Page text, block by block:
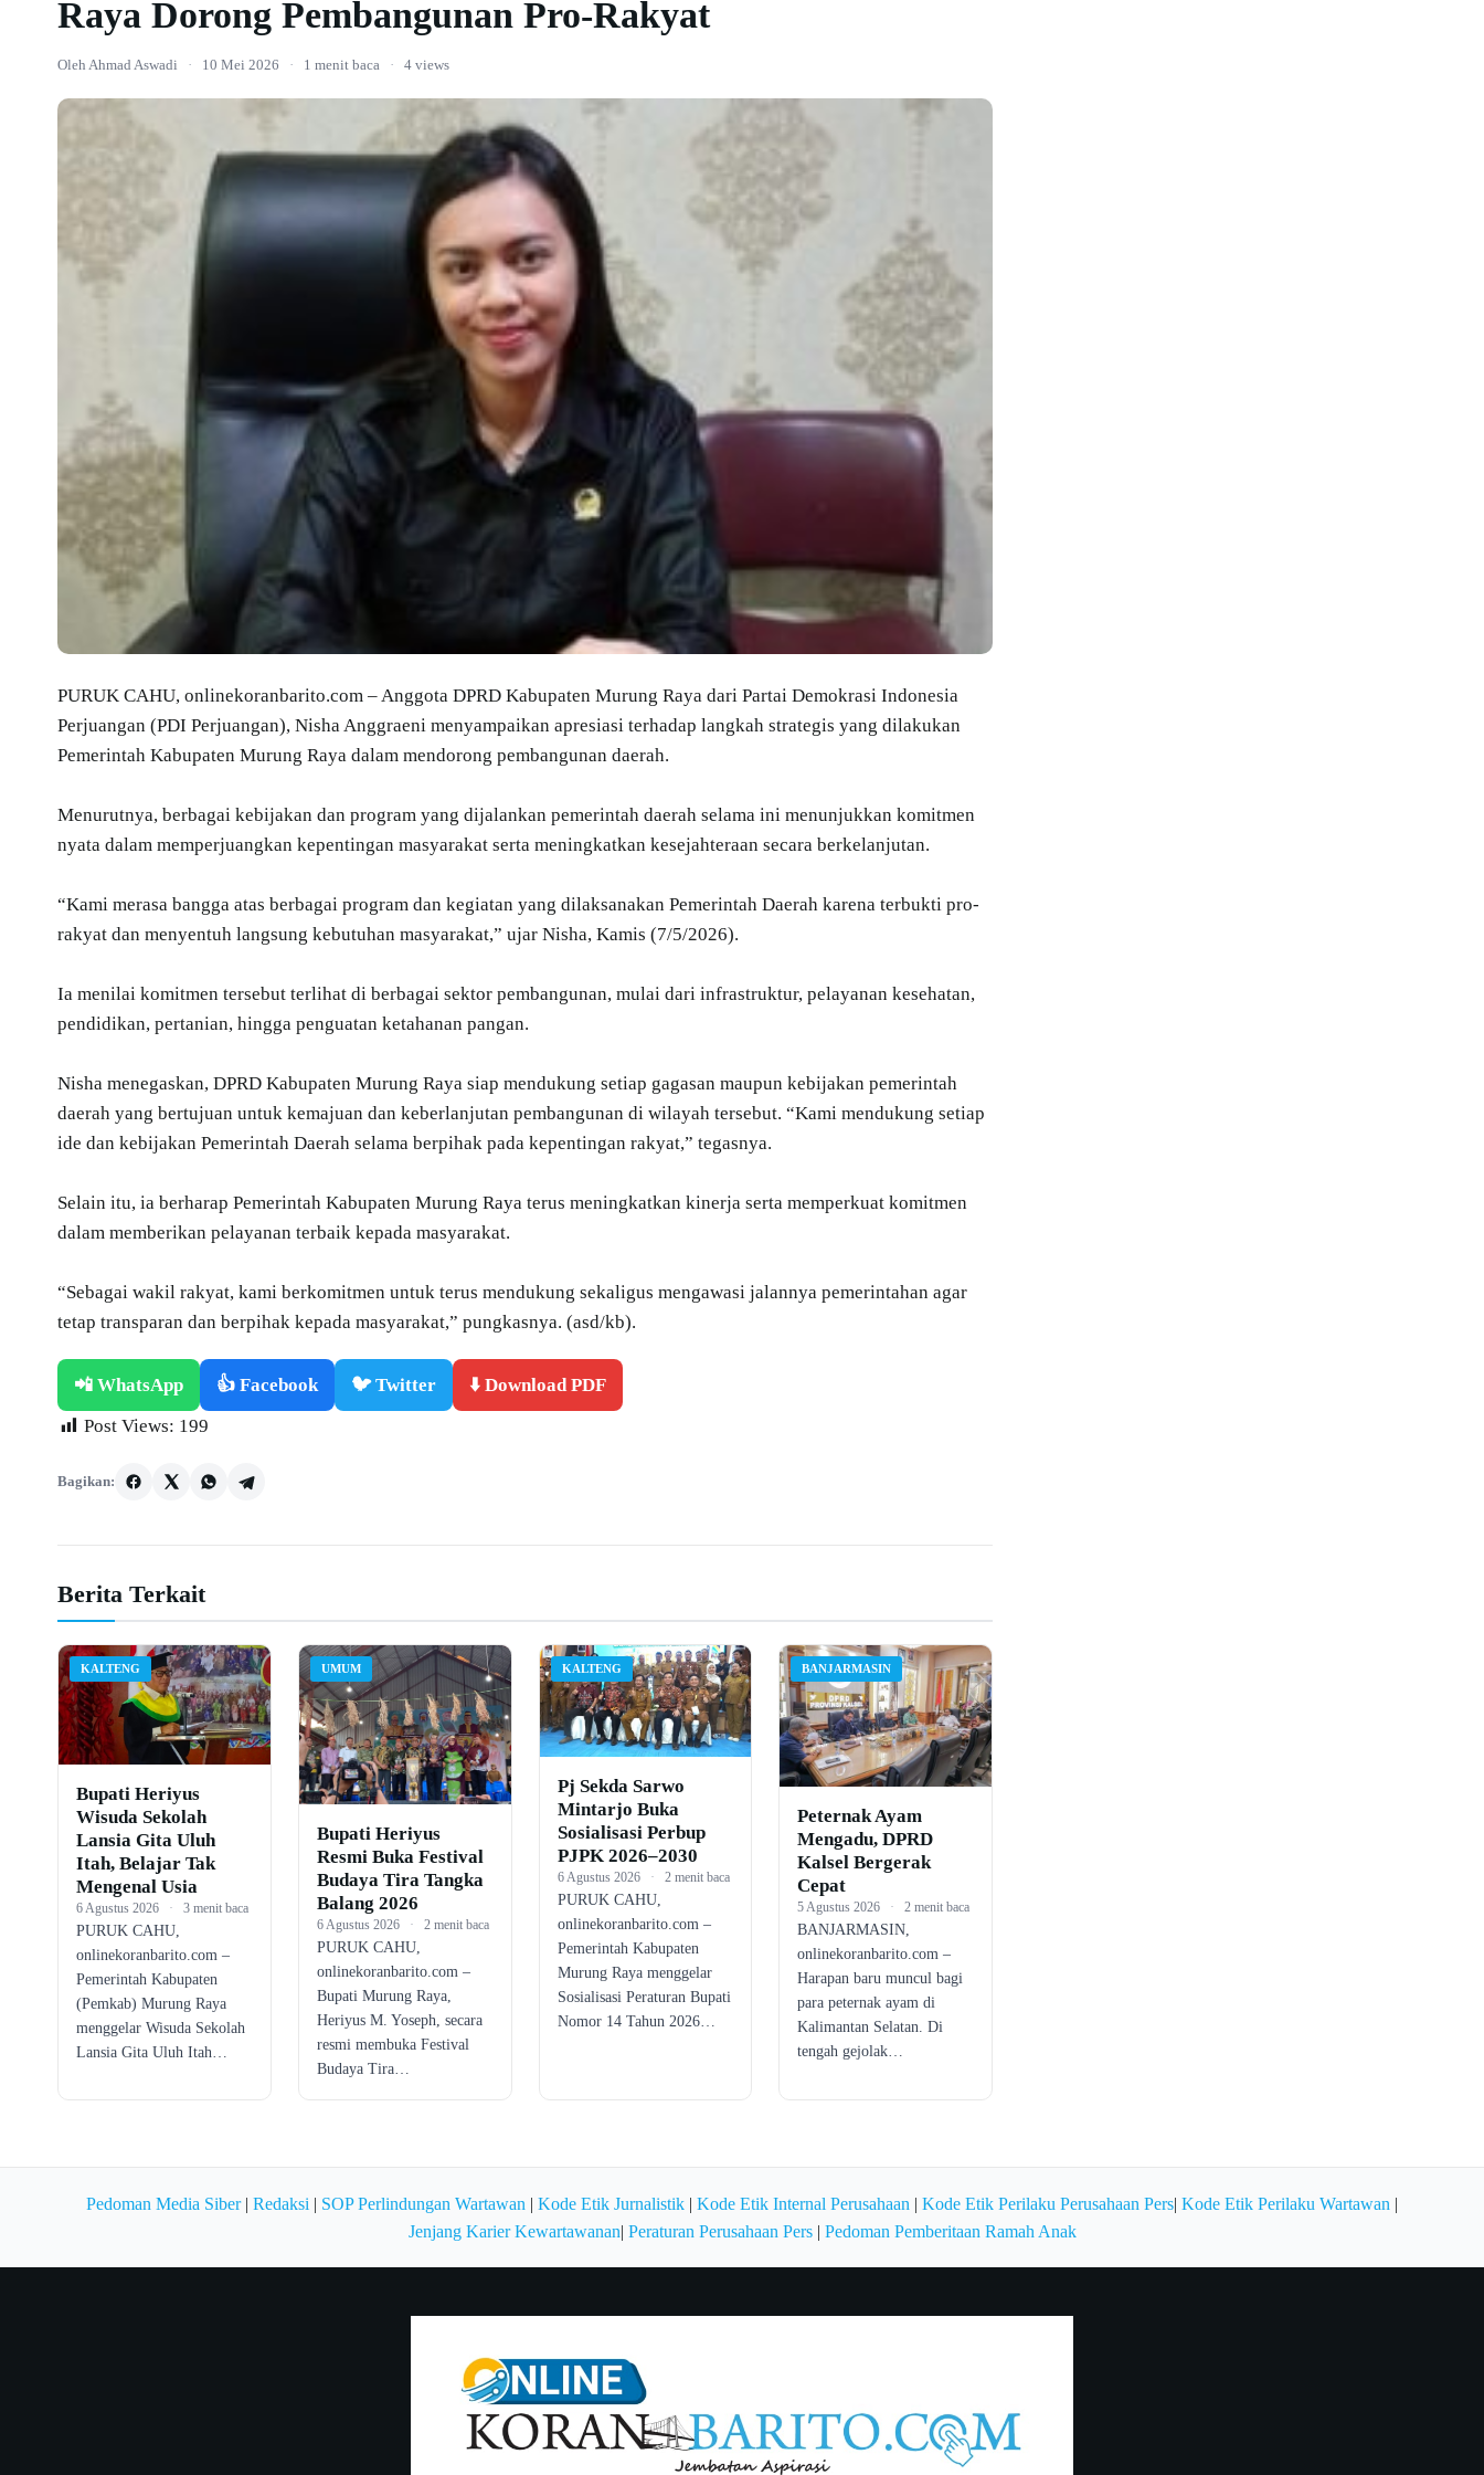
Raya Dorong Pembangunan Pro-Rakyat
Oleh Ahmad Aswadi · 10 Mei 2026 · 1 menit baca · 4 views
PURUK CAHU, onlinekoranbarito.com – Anggota DPRD Kabupaten Murung Raya dari Partai Demokrasi Indonesia
Perjuangan (PDI Perjuangan), Nisha Anggraeni menyampaikan apresiasi terhadap langkah strategis yang dilakukan
Pemerintah Kabupaten Murung Raya dalam mendorong pembangunan daerah.
Menurutnya, berbagai kebijakan dan program yang dijalankan pemerintah daerah selama ini menunjukkan komitmen
nyata dalam memperjuangkan kepentingan masyarakat serta meningkatkan kesejahteraan secara berkelanjutan.
“Kami merasa bangga atas berbagai program dan kegiatan yang dilaksanakan Pemerintah Daerah karena terbukti pro-
rakyat dan menyentuh langsung kebutuhan masyarakat,” ujar Nisha, Kamis (7/5/2026).
Ia menilai komitmen tersebut terlihat di berbagai sektor pembangunan, mulai dari infrastruktur, pelayanan kesehatan,
pendidikan, pertanian, hingga penguatan ketahanan pangan.
Nisha menegaskan, DPRD Kabupaten Murung Raya siap mendukung setiap gagasan maupun kebijakan pemerintah
daerah yang bertujuan untuk kemajuan dan keberlanjutan pembangunan di wilayah tersebut. “Kami mendukung setiap
ide dan kebijakan Pemerintah Daerah selama berpihak pada kepentingan rakyat,” tegasnya.
Selain itu, ia berharap Pemerintah Kabupaten Murung Raya terus meningkatkan kinerja serta memperkuat komitmen
dalam memberikan pelayanan terbaik kepada masyarakat.
“Sebagai wakil rakyat, kami berkomitmen untuk terus mendukung sekaligus mengawasi jalannya pemerintahan agar
tetap transparan dan berpihak kepada masyarakat,” pungkasnya. (asd/kb).
📲 WhatsApp 👍 Facebook 🐦 Twitter
⬇️ Download PDF
Post Views: 199
Bagikan:
Berita Terkait
KALTENG
Bupati Heriyus
Wisuda Sekolah
Lansia Gita Uluh
Itah, Belajar Tak
Mengenal Usia
6 Agustus 2026 · 3 menit baca
PURUK CAHU,
onlinekoranbarito.com –
Pemerintah Kabupaten
(Pemkab) Murung Raya
menggelar Wisuda Sekolah
Lansia Gita Uluh Itah…
UMUM
Bupati Heriyus
Resmi Buka Festival
Budaya Tira Tangka
Balang 2026
6 Agustus 2026 · 2 menit baca
PURUK CAHU,
onlinekoranbarito.com –
Bupati Murung Raya,
Heriyus M. Yoseph, secara
resmi membuka Festival
Budaya Tira…
KALTENG
Pj Sekda Sarwo
Mintarjo Buka
Sosialisasi Perbup
PJPK 2026–2030
6 Agustus 2026 · 2 menit baca
PURUK CAHU,
onlinekoranbarito.com –
Pemerintah Kabupaten
Murung Raya menggelar
Sosialisasi Peraturan Bupati
Nomor 14 Tahun 2026…
BANJARMASIN
Peternak Ayam
Mengadu, DPRD
Kalsel Bergerak
Cepat
5 Agustus 2026 · 2 menit baca
BANJARMASIN,
onlinekoranbarito.com –
Harapan baru muncul bagi
para peternak ayam di
Kalimantan Selatan. Di
tengah gejolak…
Pedoman Media Siber| Redaksi | SOP Perlindungan Wartawan | Kode Etik Jurnalistik | Kode Etik Internal Perusahaan | Kode Etik Perilaku Perusahaan Pers| Kode Etik Perilaku Wartawan |
Jenjang Karier Kewartawanan| Peraturan Perusahaan Pers| Pedoman Pemberitaan Ramah Anak